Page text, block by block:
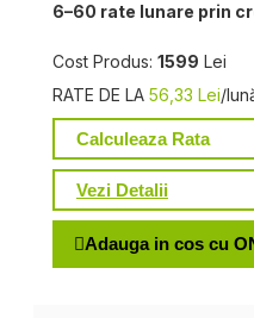
6–60 rate lunare prin
Cost Produs: 1599 Lei
RATE DE LA 56,33 Lei/
Calculeaza Rata
Vezi Detalii
Adauga in cos cu